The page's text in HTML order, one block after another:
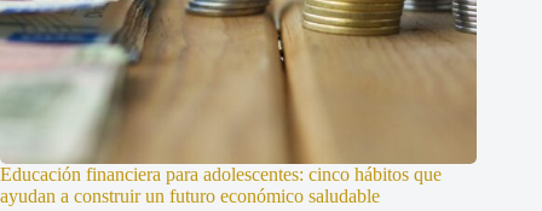
Educación financiera para adolescentes: cinco hábitos que
ayudan a construir un futuro económico saludable